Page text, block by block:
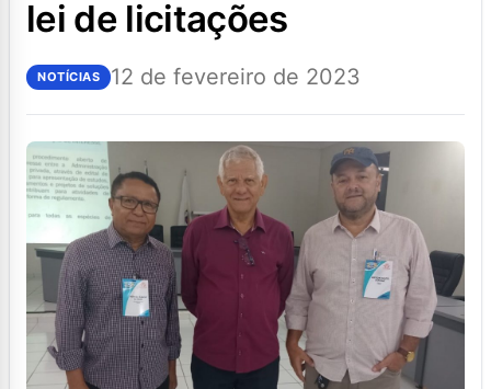
lei de licitações
NOTÍCIAS 12 de fevereiro de 2023